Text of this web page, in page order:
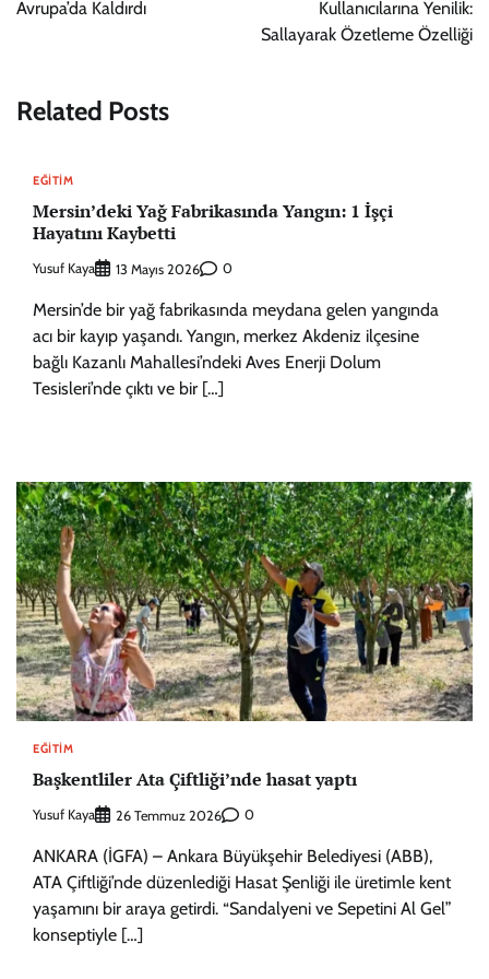
Avrupa’da Kaldırdı
Kullanıcılarına Yenilik:
Sallayarak Özetleme Özelliği
Related Posts
EĞITIM
Mersin’deki Yağ Fabrikasında Yangın: 1 İşçi
Hayatını Kaybetti
Yusuf Kaya 13 Mayıs 2026 0
Mersin’de bir yağ fabrikasında meydana gelen yangında
acı bir kayıp yaşandı. Yangın, merkez Akdeniz ilçesine
bağlı Kazanlı Mahallesi’ndeki Aves Enerji Dolum
Tesisleri’nde çıktı ve bir […]
EĞITIM
Başkentliler Ata Çiftliği’nde hasat yaptı
Yusuf Kaya 26 Temmuz 2026 0
ANKARA (İGFA) – Ankara Büyükşehir Belediyesi (ABB),
ATA Çiftliği’nde düzenlediği Hasat Şenliği ile üretimle kent
yaşamını bir araya getirdi. “Sandalyeni ve Sepetini Al Gel”
konseptiyle […]